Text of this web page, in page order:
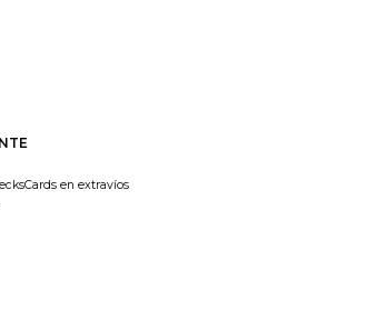
en extravíos